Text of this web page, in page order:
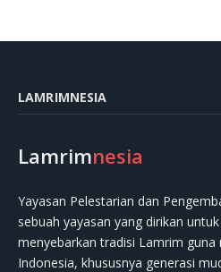
LAMRIMNESIA
Lamrimnesia
Yayasan Pelestarian dan
sebuah yayasan yang dirikan
menyebarkan tradisi Lamrim
Indonesia, khususnya generasi